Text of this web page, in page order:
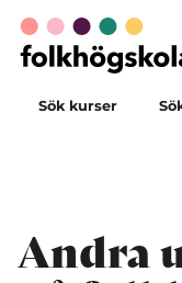
Sök kurser
Andra